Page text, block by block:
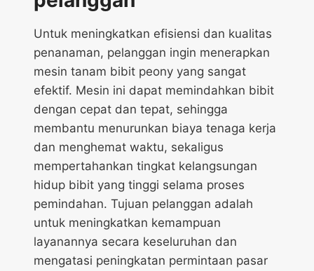
Untuk meningkatkan efisiensi dan kualitas
penanaman, pelanggan ingin menerapkan
mesin tanam bibit peony yang sangat
efektif. Mesin ini dapat memindahkan bibit
dengan cepat dan tepat, sehingga
membantu menurunkan biaya tenaga kerja
dan menghemat waktu, sekaligus
mempertahankan tingkat kelangsungan
hidup bibit yang tinggi selama proses
pemindahan. Tujuan pelanggan adalah
untuk meningkatkan kemampuan
layanannya secara keseluruhan dan
mengatasi peningkatan permintaan pasar